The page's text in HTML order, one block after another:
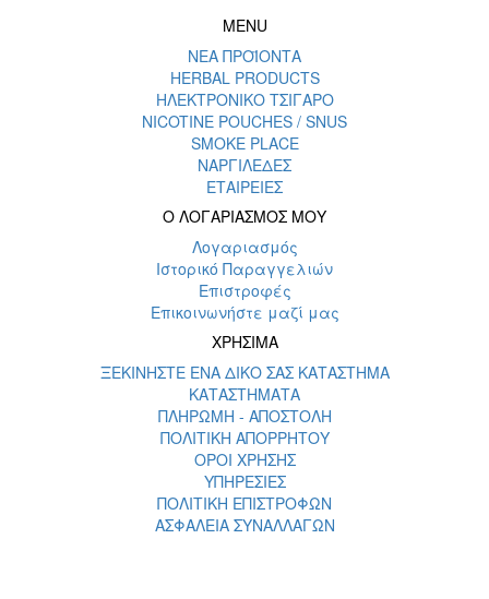
MENU
ΝΕΑ ΠΡΟΪΟΝΤΑ
HERBAL PRODUCTS
ΗΛΕΚΤΡΟΝΙΚΟ ΤΣΙΓΑΡΟ
NICOTINE POUCHES / SNUS
SMOKE PLACE
ΝΑΡΓΙΛΕΔΕΣ
ΕΤΑΙΡΕΙΕΣ
Ο ΛΟΓΑΡΙΑΣΜΟΣ ΜΟΥ
Λογαριασμός
Ιστορικό Παραγγελιών
Επιστροφές
Επικοινωνήστε μαζί μας
ΧΡΗΣΙΜΑ
ΞΕΚΙΝΗΣΤΕ ΕΝΑ ΔΙΚΟ ΣΑΣ ΚΑΤΑΣΤΗΜΑ
ΚΑΤΑΣΤΗΜΑΤΑ
ΠΛΗΡΩΜΗ - ΑΠΟΣΤΟΛΗ
ΠΟΛΙΤΙΚΗ ΑΠΟΡΡΗΤΟΥ
ΟΡΟΙ ΧΡΗΣΗΣ
ΥΠΗΡΕΣΙΕΣ
ΠΟΛΙΤΙΚΗ ΕΠΙΣΤΡΟΦΩΝ
ΑΣΦΑΛΕΙΑ ΣΥΝΑΛΛΑΓΩΝ